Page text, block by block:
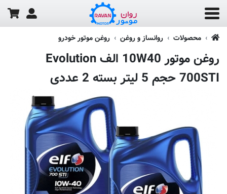
محصولات روانساز و روغن روغن موتور خودرو
روغن موتور 10W40 الف Evolution
700STI حجم 5 لیتر بسته 2 عددی